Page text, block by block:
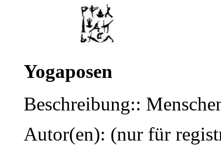
Yogaposen
Beschreibung::
Autor(en): (nur für